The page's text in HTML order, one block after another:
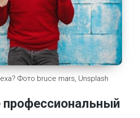
Фото bruce mars, Unsplash
профессиональный